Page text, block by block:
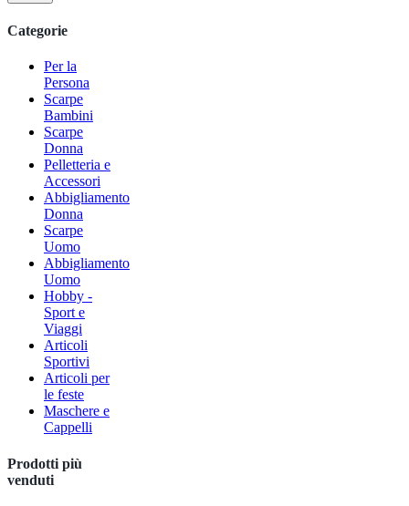
Categorie
Per la
Persona
Scarpe
Bambini
Scarpe
Donna
Pelletteria e
Accessori
Abbigliamento
Donna
Scarpe
Uomo
Abbigliamento
Uomo
Hobby -
Sport e
Viaggi
Articoli
Sportivi
Articoli per
le feste
Maschere e
Cappelli
Prodotti più
venduti